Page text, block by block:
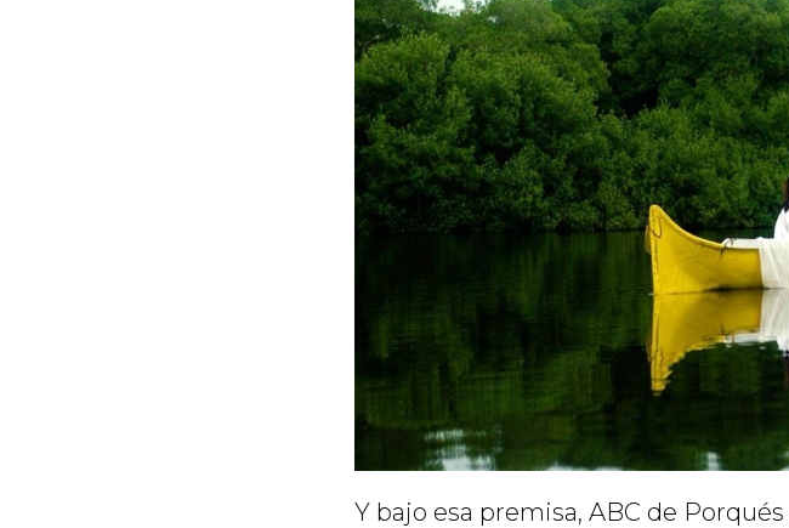
Y bajo esa premisa, ABC de Porqués